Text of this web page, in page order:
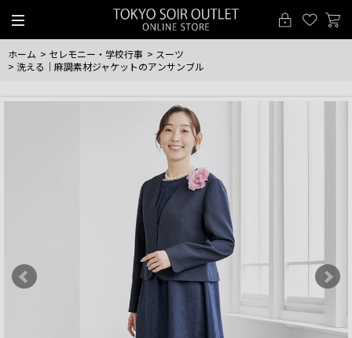
ホーム > セレモニー・学校行事 > スーツ
> 洗える｜麻調素材ジャケットのアンサンブル